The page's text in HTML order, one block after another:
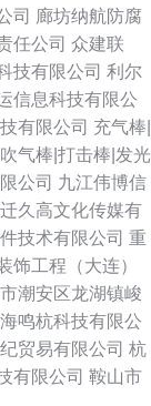
司 廊坊纳航防腐
任公司 众建联
技有限公司 利尔
信息科技有限公
有限公司 充气棒|
气棒|打击棒|发光
公司 九江伟博信
久高文化传媒有
技术有限公司 重
饰工程（大连）
潮安区龙湖镇峻
海鸣杭科技有限公
贸易有限公司 杭
有限公司 鞍山市